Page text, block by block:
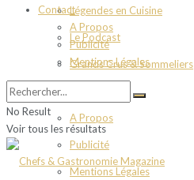
Légendes en Cuisine
Le Podcast
Grands Crus & Sommeliers
Contact
A Propos
Publicité
Mentions Légales
Contact
A Propos
Publicité
Mentions Légales
No Result
Voir tous les résultats